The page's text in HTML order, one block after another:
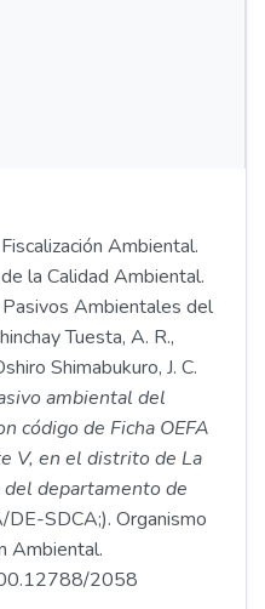
Ambiental.
la Calidad Ambiental.
Ambientales del
Tuesta, A. R.,
Shimabukuro, J. C.
ambiental del
código de Ficha OEFA
V, en el distrito de La
del departamento de
SDCA;). Organismo
Ambiental.
2058